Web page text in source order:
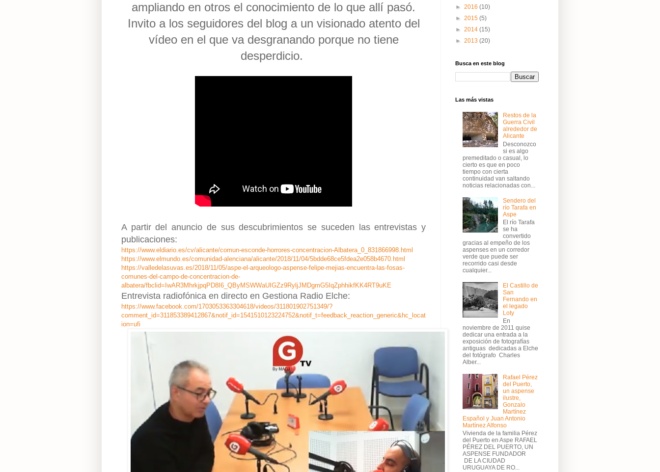
ampliando en otros el conocimiento de lo que allí pasó.
Invito a los seguidores del blog a un visionado atento del
vídeo en el que va desgranando porque no tiene
desperdicio.
A partir del anuncio de sus descubrimientos se suceden las entrevistas y
publicaciones:
https://www.eldiario.es/cv/alicante/comun-esconde-horrores-concentracion-Albatera_0_831866998.html
https://www.elmundo.es/comunidad-alenciana/alicante/2018/11/04/5bdde68ce5fdea2e058b4670.html
https://valledelasuvas.es/2018/11/05/aspe-el-arqueologo-aspense-felipe-mejias-encuentra-las-fosas-
comunes-del-campo-de-concentracion-de-
albatera/fbclid=IwAR3MhrkjpqPD8I6_QByMSWWaUIGZz9RyljJMDgmG5IqZphhikfKK4RT9uKE
Entrevista radiofónica en directo en Gestiona Radio Elche:
https://www.facebook.com/1703053363304618/videos/311801902751349/?
comment_id=311853389412867&notif_id=1541510123224752&notif_t=feedback_reaction_generic&hc_locat
ion=ufi
► 2016 (10)
► 2015 (5)
► 2014 (15)
► 2013 (20)
Busca en este blog
Las más vistas
Restos de la
Guerra Civil
alrededor de
Alicante
Desconozco
si es algo
premeditado o casual, lo
cierto es que en poco
tiempo con cierta
continuidad van saltando
noticias relacionadas con...
Sendero del
río Tarafa en
Aspe
El río Tarafa
se ha
convertido
gracias al empeño de los
aspenses en un corredor
verde que puede ser
recorrido casi desde
cualquier...
El Castillo de
San
Fernando en
el legado
Loty
En
noviembre de 2011 quise
dedicar una entrada a la
exposición de fotografías
antiguas dedicadas a Elche
del fotógrafo Charles
Alber...
Rafael Pérez
del Puerto,
un aspense
ilustre,
Gonzalo
Martínez
Español y Juan Antonio
Martínez Alfonso
Vivienda de la familia Pérez
del Puerto en Aspe RAFAEL
PÉREZ DEL PUERTO, UN
ASPENSE FUNDADOR
DE LA CIUDAD
URUGUAYA DE RO...